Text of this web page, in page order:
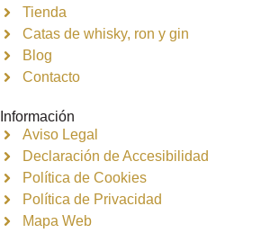
Tienda
Catas de whisky, ron y gin
Blog
Contacto
Información
Aviso Legal
Declaración de Accesibilidad
Política de Cookies
Política de Privacidad
Mapa Web